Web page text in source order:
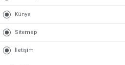
Künye
Sitemap
İletişim